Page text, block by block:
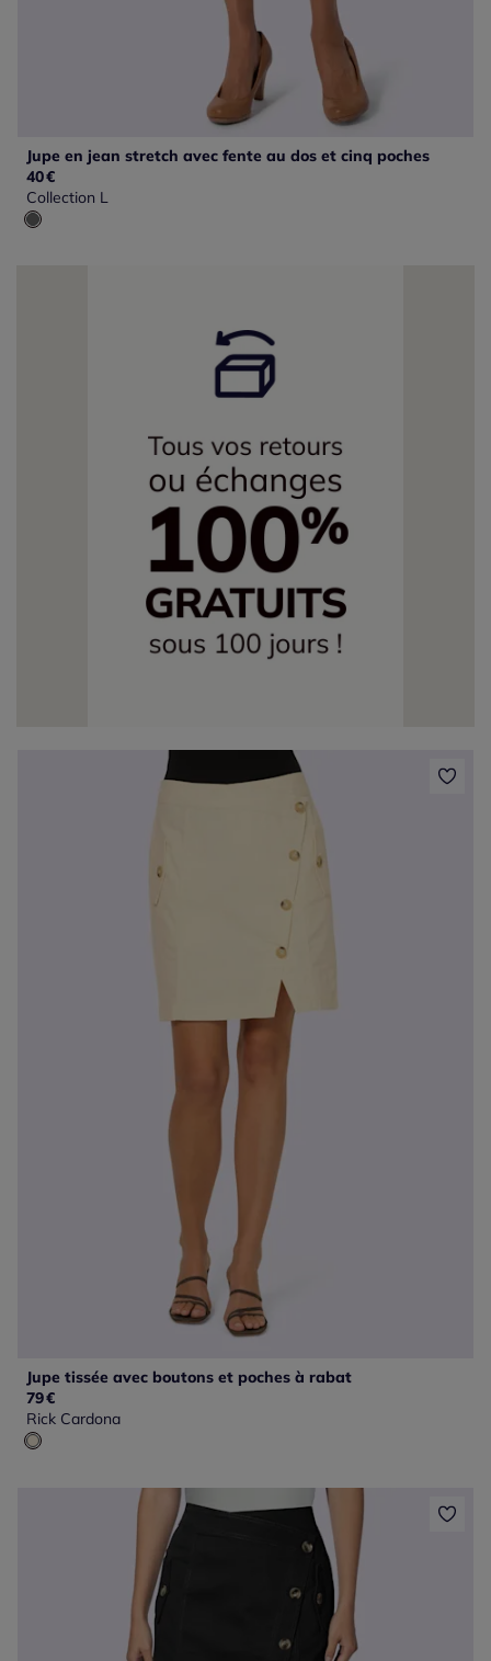
Jupe en jean stretch avec fente au dos et cinq poches
40€
Collection L
Jupe tissée avec boutons et poches à rabat
79€
Rick Cardona